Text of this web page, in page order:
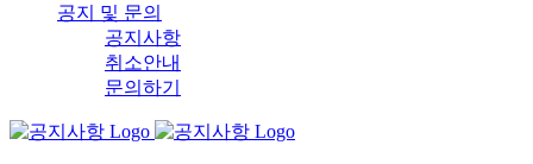
공지 및 문의
공지사항
취소안내
문의하기